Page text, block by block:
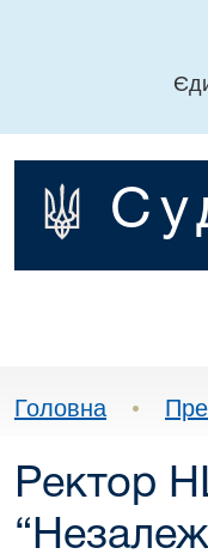
Головна •
Ректор